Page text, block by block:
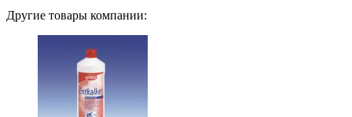
Другие товары компании: